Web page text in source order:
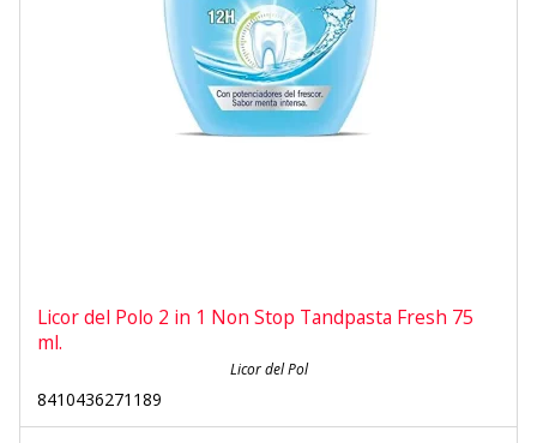
Licor del Polo 2 in 1 Non Stop Tandpasta Fresh 75
ml.
Licor del Pol
8410436271189